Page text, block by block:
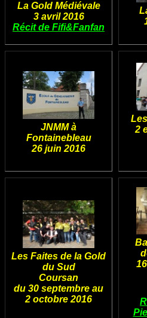
La Gold Médiévale
3 avril 2016
Récit de Fifi&Fanfan
JNMM à
Fontainebleau
26 juin 2016
2
Les Faites de la Gold
du Sud
Coursan
du 30 septembre au
2 octobre 2016